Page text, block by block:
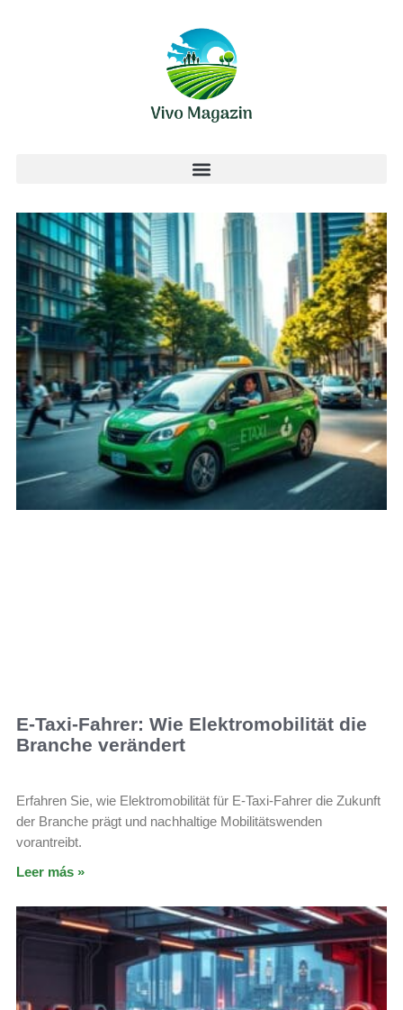
E-Taxi-Fahrer: Wie Elektromobilität die
Branche verändert
Erfahren Sie, wie Elektromobilität für E-Taxi-Fahrer die Zukunft
der Branche prägt und nachhaltige Mobilitätswenden
vorantreibt.
Leer más »